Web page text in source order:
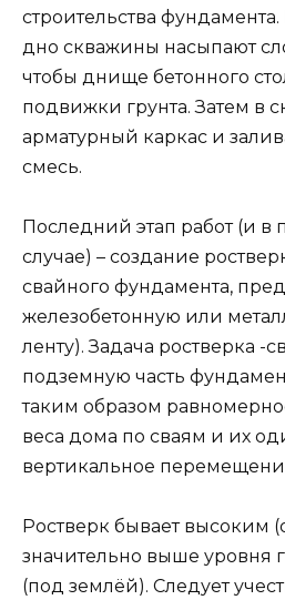
строительства
дно скважины насыпают
чтобы днище бетонного
подвижки грунта. Затем в
арматурный каркас и
смесь.
Последний этап работ (и в
случае) – создание
свайного фундамента,
железобетонную или
ленту). Задача ростверка -
подземную часть
таким образом
веса дома по сваям и их
вертикальное
Ростверк бывает высоким
значительно выше уровня
(под землёй). Следует